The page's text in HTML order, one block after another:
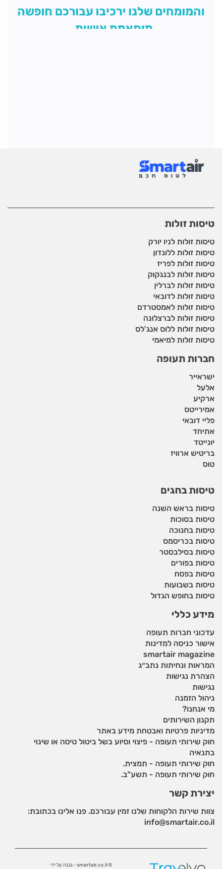
והמומחים שלנו ירכיבו עבורכם חופשה
מותאמת אישית
טיסות זולות
טיסות זולות לניו יורק
טיסות זולות ללונדון
טיסות זולות לפריז
טיסות זולות לבנגקוק
טיסות זולות לברלין
טיסות זולות לדובאי
טיסות זולות לאמסטרדם
טיסות זולות לברצלונה
טיסות זולות ללוס אנג'לס
טיסות זולות למיאמי
חברות תעופה
ישראייר
אלעל
ארקיע
אמירייטס
פליי דובאי
אתיחד
יונייטד
בריטיש ארוויז
טוס
טיסות בחגים
טיסות בראש השנה
טיסות בסוכות
טיסות בחנוכה
טיסות בכריסמס
טיסות בסילבסטר
טיסות בפורים
טיסות בפסח
טיסות בשבועות
טיסות בחופש הגדול
מידע כללי
עדכוני חברות תעופה
אישור כניסה למדינות
smartair magazine
המראות ונחיתות נתב״ג
הצהרת נגישות
נגישות
ניהול הזמנה
מי אנחנו?
תקנון השירותים
מדיניות פרטיות ואבטחת מידע באתר
חוק שירותי תעופה - פיצוי וסיוע בשל ביטול טיסה או שינוי
בתנאיה
חוק שירותי תעופה - תמצית.
חוק שירותי תעופה - תשע"ב.
יצירת קשר
צוות שירות הלקוחות שלנו זמין עבורכם. פנו אלינו בכתובת:
info@smartair.co.il
© smartair.co.il - נבנה על ידי